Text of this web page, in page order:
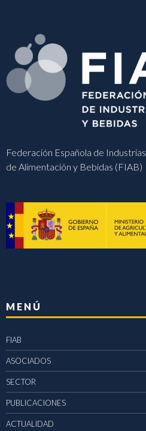
Federación Española de Industrias
de Alimentación y Bebidas (FIAB)
MENÚ
FIAB
ASOCIADOS
SECTOR
PUBLICACIONES
ACTUALIDAD